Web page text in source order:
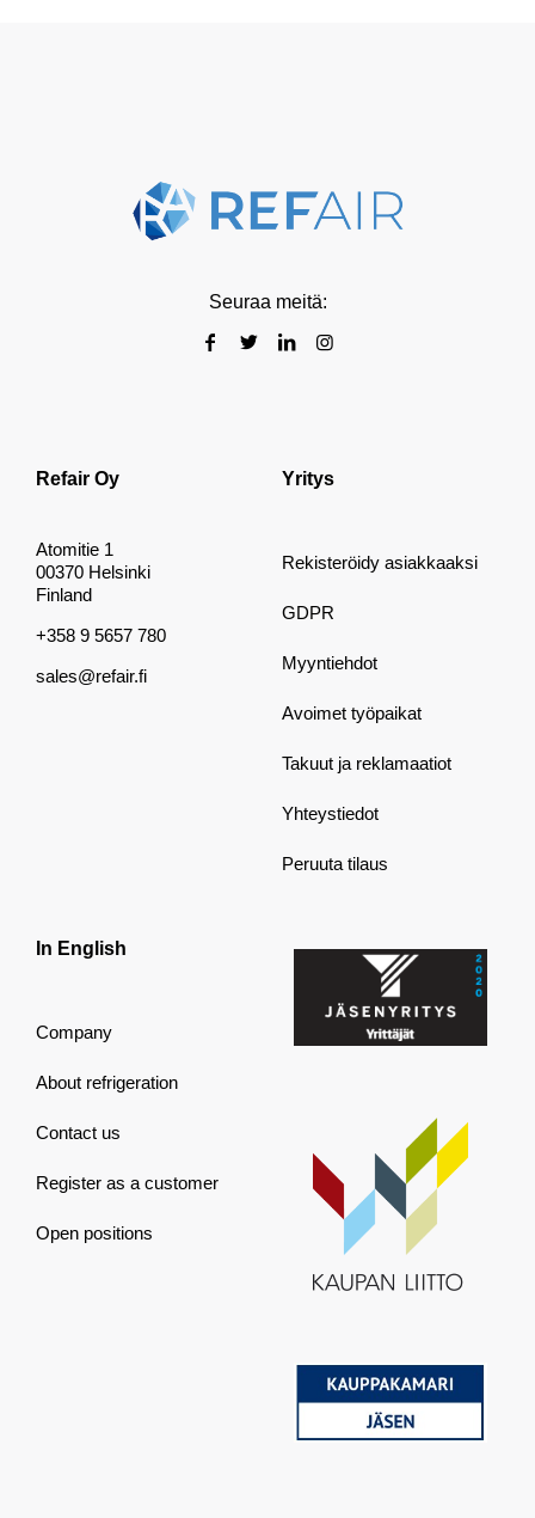
Seuraa meitä:
Refair Oy
Atomitie 1
00370 Helsinki
Finland
+358 9 5657 780
sales@refair.fi
Yritys
Rekisteröidy asiakkaaksi
GDPR
Myyntiehdot
Avoimet työpaikat
Takuut ja reklamaatiot
Yhteystiedot
Peruuta tilaus
In English
Company
About refrigeration
Contact us
Register as a customer
Open positions